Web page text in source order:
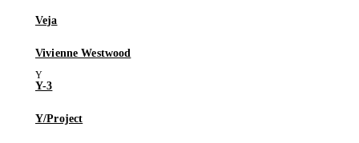
Veja
Vivienne Westwood
Y-3
Y/Project